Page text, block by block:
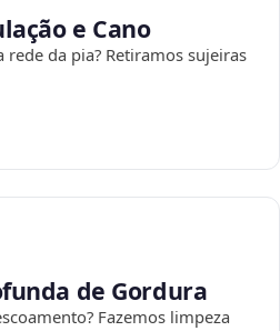
e Cano
da pia? Retiramos sujeiras
de Gordura
Fazemos limpeza